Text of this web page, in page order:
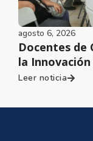
agosto 6, 2026
Docentes de
la
Leer noticia